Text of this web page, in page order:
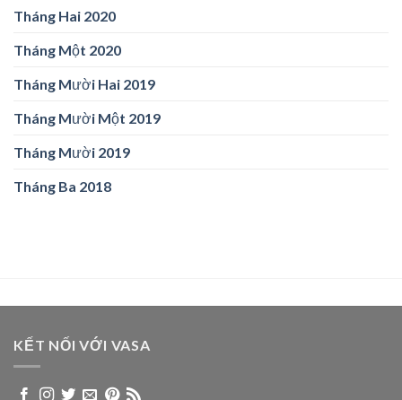
Tháng Hai 2020
Tháng Một 2020
Tháng Mười Hai 2019
Tháng Mười Một 2019
Tháng Mười 2019
Tháng Ba 2018
KẾT NỐI VỚI VASA